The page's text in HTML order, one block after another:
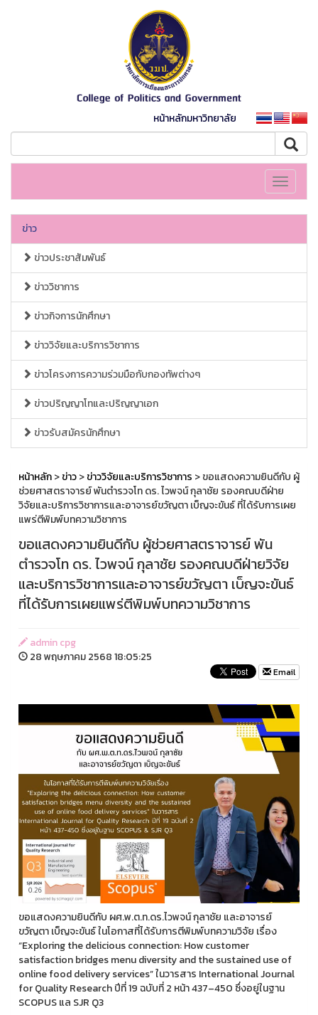
หน้าหลักมหาวิทยาลัย
Toggle
ข่าว
ข่าวประชาสัมพันธ์
ข่าววิชาการ
ข่าวกิจการนักศึกษา
ข่าววิจัยและบริการวิชาการ
ข่าวโครงการความร่วมมือกับกองทัพต่างๆ
ข่าวปริญญาโทและปริญญาเอก
ข่าวรับสมัครนักศึกษา
หน้าหลัก>ข่าว>ข่าววิจัยและบริการวิชาการ > ขอแสดงความยินดีกับ ผู้
ช่วยศาสตราจารย์ พันตำรวจโท ดร. ไวพจน์ กุลาชัย รองคณบดีฝ่าย
วิจัยและบริการวิชาการและอาจารย์ขวัญตา เบ็ญจะขันธ์ ที่ได้รับการเผย
แพร่ตีพิมพ์บทความวิชาการ
ขอแสดงความยินดีกับ ผู้ช่วยศาสตราจารย์ พัน
ตำรวจโท ดร. ไวพจน์ กุลาชัย รองคณบดีฝ่ายวิจัย
และบริการวิชาการและอาจารย์ขวัญตา เบ็ญจะขันธ์
ที่ได้รับการเผยแพร่ตีพิมพ์บทความวิชาการ
admin cpg
28 พฤษภาคม 2568 18:05:25
Email
ขอแสดงความยินดีกับ ผศ.พ.ต.ท.ดร.ไวพจน์ กุลาชัย และอาจารย์
ขวัญตา เบ็ญจะขันธ์ ในโอกาสที่ได้รับการตีพิมพ์บทความวิจัย เรื่อง
“Exploring the delicious connection: How customer
satisfaction bridges menu diversity and the sustained use of
online food delivery services” ในวารสาร International Journal
for Quality Research ปีที่ 19 ฉบับที่ 2 หน้า 437–450 ซึ่งอยู่ในฐาน
SCOPUS แล SJR Q3